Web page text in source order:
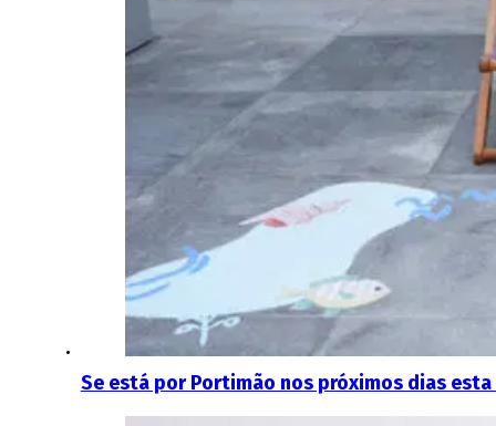
Se está por Portimão nos próximos dias